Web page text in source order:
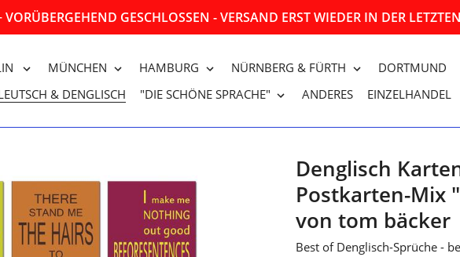
GESCHLOSSEN - VERSAND ERST WIEDER IN DER
MÜNCHEN HAMBURG NÜRNBERG & FÜRTH
DORTMUND
& DENGLISCH
"DIE SCHÖNE SPRACHE" ANDERES EINZELHANDEL
Denglisch
Postkarten-Mix
von tom bäcker
Best of Denglisch-Sprüche -